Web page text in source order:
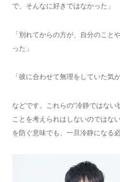
で、そんなに好きではなかった」
「別れてからの方が、自分のこと
った」
「彼に合わせて無理をしていた気が
などです。これらの“冷静ではない
ことを考えられはしないのではな
を防ぐ意味でも、一旦冷静になる